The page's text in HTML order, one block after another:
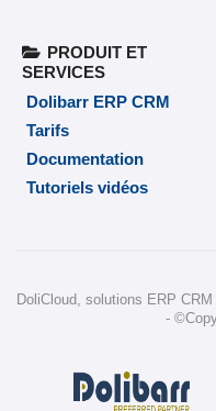
PRODUIT ET
SERVICES
Dolibarr ERP CRM
Tarifs
Documentation
Tutoriels vidéos
DoliCloud, solutions ERP
-